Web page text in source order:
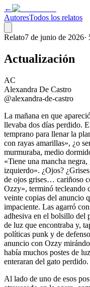
←
AutoresTodos los relatos
Relato7 de junio de 2026·
Actualización
AC
Alexandra De Castro
@alexandra-de-castro
La mañana en que
llevaba dos días perdido.
temprano para llenar la
con rayas amarillas», ¿o
murmuraba, medio
«Tiene una mancha
izquierdo». ¿Ojos?
de ojos grises… cariñoso
Ozzy», terminó tecleando
veinte copias del anuncio
impaciente. Las agarró
adhesiva en el bolsillo del
de luz que encontraba y,
políticas punk y de
anuncio con Ozzy
había muchos postes de
enteraran del gato perdido.
Al lado de uno de esos